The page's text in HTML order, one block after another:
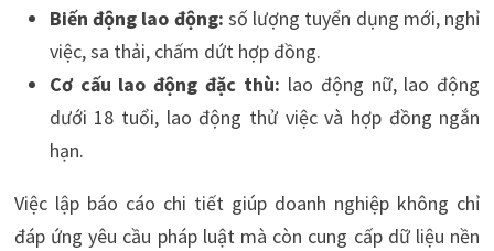
Biến động lao động: số lượng tuyển dụng mới, nghỉ
việc, sa thải, chấm dứt hợp đồng.
Cơ cấu lao động đặc thù: lao động nữ, lao động
dưới 18 tuổi, lao động thử việc và hợp đồng ngắn
hạn.
Việc lập báo cáo chi tiết giúp doanh nghiệp không chỉ
đáp ứng yêu cầu pháp luật mà còn cung cấp dữ liệu nền